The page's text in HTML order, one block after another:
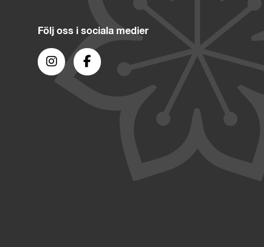
Följ oss i sociala medier